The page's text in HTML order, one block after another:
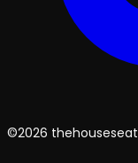
©2026 thehouseseat